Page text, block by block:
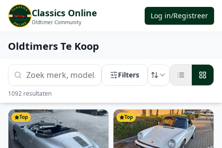
Classics Online
Oldtimer Community
Log in/Registreer
Oldtimers Te Koop
Filters
1092 resultaten
Top Top